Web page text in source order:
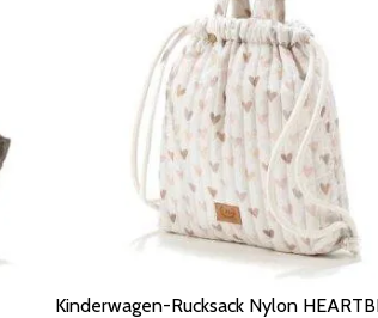
Kinderwagen-Rucksack Nylon